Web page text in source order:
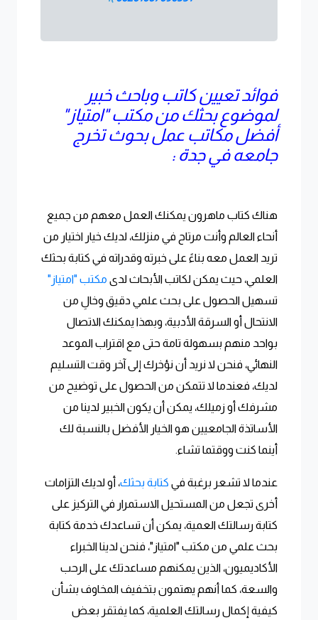
فوائد تعيين كاتب وباحث خبير
لموضوع بحثك من مكتب "امتياز"
أفضل مكاتب عمل بحوث تخرج
جامعه في جدة :
هناك كتاب ماهرون يمكنك العمل معهم من جميع
أنحاء العالم وأنت مرتاح في منزلك، لديك خيار اختيار من
تريد العمل معه بناءً على خبرته وقدراته في كتابة بحثك
العلمي، حيث يمكن لكاتب الأبحاث لدى مكتب "امتياز"
تسهيل الحصول على بحث علمي دقيق وخالِ من
الانتحال أو السرقة الأدبية، وبهذا يمكنك الاتصال
بواحد منهم بسهولة تامة حتى مع اقتراب الموعد
النهائي، فنحن لا نريد أن نؤخرك إلى آخر وقت التسليم
لديك، فعندما لا تتمكن من الحصول على توضيح من
مشرفك أو زميلك، يمكن أن يكون الخبير لدينا من
الأساتذة الجامعيين هو الخيار الأفضل بالنسبة لك
أينما كنت ووقتما تشاء.
عندما لا تشعر برغبة في كتابة بحثك، أو لديك التزامات
أخرى تجعل من المستحيل الاستمرار في التركيز على
كتابة رسالتك العمية، يمكن أن تساعدك خدمة كتابة
بحث علمي من مكتب "امتياز"، فنحن لدينا الخبراء
الأكاديميون، الذين يمكنهم مساعدتك على الرحب
والسعة، كما أنهم يهتمون بتخفيف المخاوف بشأن
كيفية إكمال رسالتك العلمية، كما يفتقر بعض